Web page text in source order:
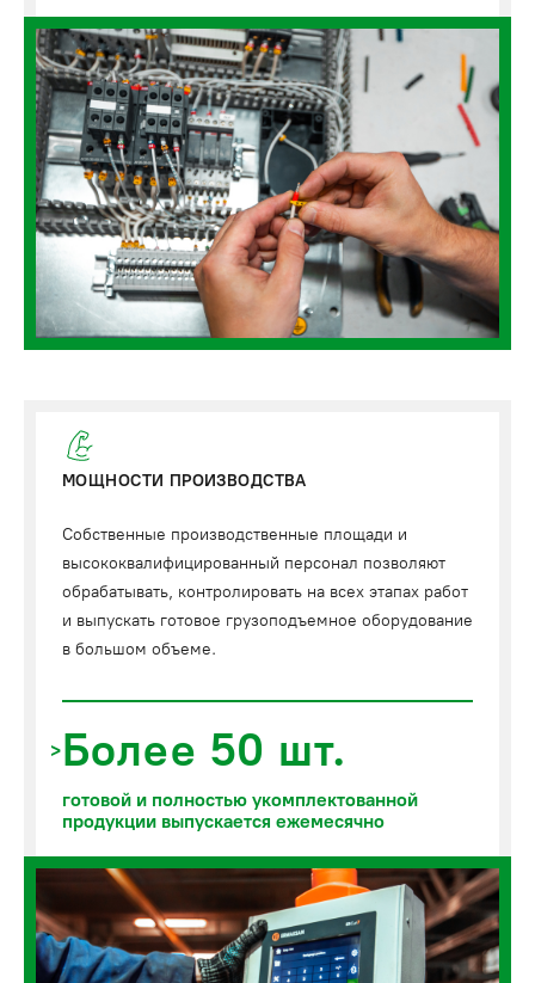
МОЩНОСТИ ПРОИЗВОДСТВА
Собственные производственные площади и
высококвалифицированный персонал позволяют
обрабатывать, контролировать на всех этапах работ
и выпускать готовое грузоподъемное оборудование
в большом объеме.
Более 50 шт.
готовой и полностью укомплектованной
продукции выпускается ежемесячно